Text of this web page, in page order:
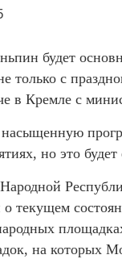
будет
только с
в Кремле с
но это
о текущем
на которых